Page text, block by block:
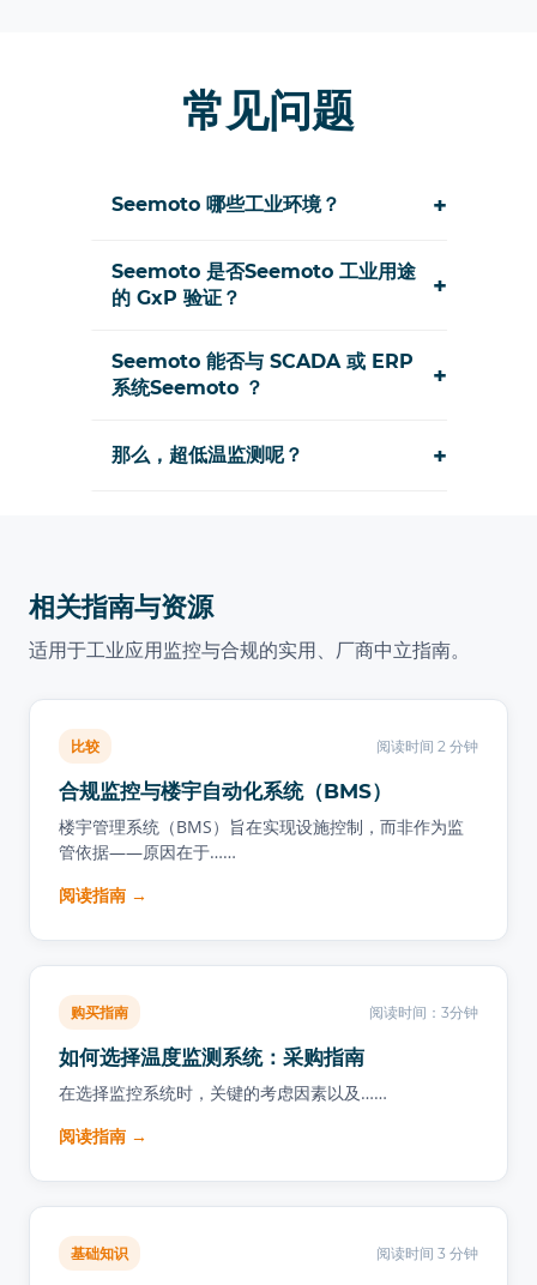
常见问题
Seemoto 哪些工业环境？ +
Seemoto 是否Seemoto 工业用途
的 GxP 验证？
+
Seemoto 能否与 SCADA 或 ERP
系统Seemoto ？
+
那么，超低温监测呢？ +
相关指南与资源
适用于工业应用监控与合规的实用、厂商中立指南。
比较 阅读时间 2 分钟
合规监控与楼宇自动化系统（BMS）
楼宇管理系统（BMS）旨在实现设施控制，而非作为监
管依据——原因在于……
阅读指南 →
购买指南 阅读时间：3分钟
如何选择温度监测系统：采购指南
在选择监控系统时，关键的考虑因素以及……
阅读指南 →
基础知识 阅读时间 3 分钟